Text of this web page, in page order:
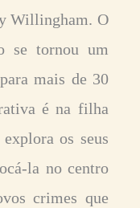
Willingham. O
se tornou um
mais de 30
é na filha
os seus
la no centro
crimes que